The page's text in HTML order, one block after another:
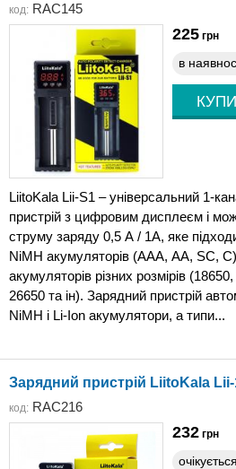
код: RAC145
225 грн
в
LiitoKala Lii-S1 – універсальний 1-
пристрій з цифровим дисплеєм і
струму заряду 0,5 А / 1А, яке
NiMH акумуляторів (ААА, АА, SC,
акумуляторів різних розмірів
26650 та ін). Зарядний пристрій
NiMH і Li-Ion акумулятори, а типи...
Зарядний пристрій LiitoKala
код: RAC216
232 грн
очікується